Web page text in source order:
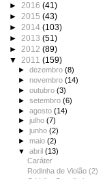
► 2016 (41)
► 2015 (43)
► 2014 (103)
► 2013 (51)
► 2012 (89)
▼ 2011 (159)
►dezembro(8)
►novembro(14)
►outubro(3)
►setembro(6)
►agosto(14)
►julho(7)
►junho(2)
►maio(2)
▼abril(13)
Caráter
Rodinha de Violão (2)